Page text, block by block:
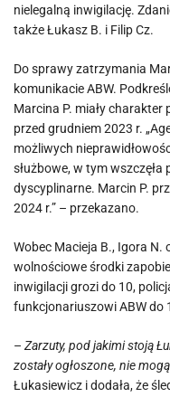
nielegalną inwigilację.
także Łukasz B. i Filip Cz.
Do sprawy zatrzymania
komunikacie ABW.
Marcina P. miały charakter
przed grudniem 2023 r.
możliwych
służbowe, w tym
dyscyplinarne. Marcin P.
2024 r.” – przekazano.
Wobec Macieja B., Igora
wolnościowe środki
inwigilacji grozi do 10,
funkcjonariuszowi ABW do
– Zarzuty, pod jakimi stoją
zostały ogłoszone, nie
Łukasiewicz i dodała, że